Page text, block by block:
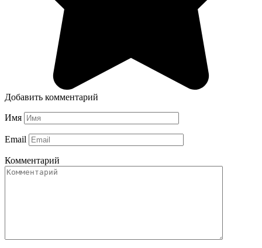
Добавить комментарий
Имя
Email
Комментарий